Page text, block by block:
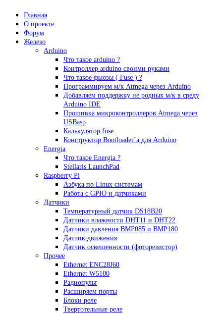
Главная
О проекте
Форум
Железо
Arduino
Что такое аrduino ?
Контроллер arduino своими руками
Что такое фьюзы ( Fuse ) ?
Программируем м/к Atmega через Arduino
Добавляем поддержку не родных м/к в среду
Arduino IDE
Прошивка микроконтроллеров Atmega через
USBasp
Калькулятор fuse
Конструктор Bootloader`а для Arduino
Energia
Что такое Energia ?
Stellaris LaunchPad
Raspberry Pi
Азбука по Linux системам
Работа с GPIO и датчиками
Датчики
Температурный датчик DS18B20
Датчики влажности DHT11 и DHT22
Датчики давления BMP085 и BMP180
Датчик движения
Датчик освещенности (фоторезистор)
Прочее
Ethernet ENC28J60
Ethernet W5100
Радиопульт
Расширяем порты
Блоки реле
Твертотельные реле